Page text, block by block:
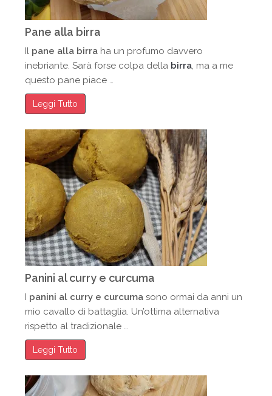
Pane alla birra
Il pane alla birra ha un profumo davvero
inebriante. Sarà forse colpa della birra, ma a me
questo pane piace …
Leggi Tutto
Panini al curry e curcuma
I panini al curry e curcuma sono ormai da anni un
mio cavallo di battaglia. Un’ottima alternativa
rispetto al tradizionale …
Leggi Tutto